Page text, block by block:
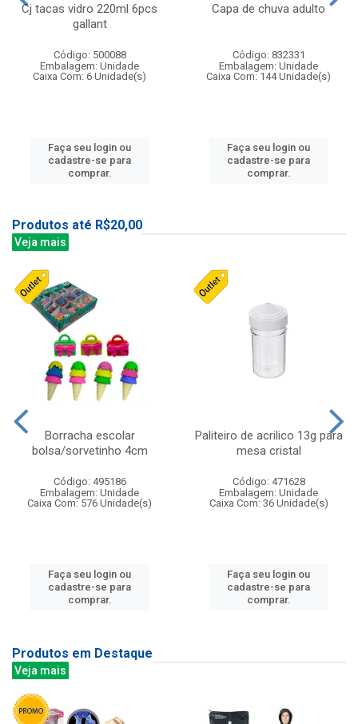
Cj tacas vidro 220ml 6pcs
gallant
Código: 500088
Embalagem: Unidade
Caixa Com: 6 Unidade(s)
Faça seu login ou
cadastre-se para
comprar.
Capa de chuva adulto
Código: 832331
Embalagem: Unidade
Caixa Com: 144 Unidade(s)
Faça seu login ou
cadastre-se para
comprar.
Produtos até R$20,00
Veja mais
Borracha escolar
bolsa/sorvetinho 4cm
Código: 495186
Embalagem: Unidade
Caixa Com: 576 Unidade(s)
Faça seu login ou
cadastre-se para
comprar.
Paliteiro de acrilico 13g para
mesa cristal
Código: 471628
Embalagem: Unidade
Caixa Com: 36 Unidade(s)
Faça seu login ou
cadastre-se para
comprar.
Produtos em Destaque
Veja mais